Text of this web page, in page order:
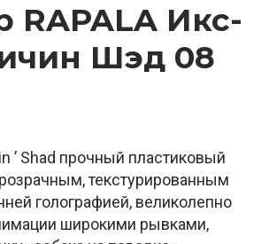
RAPALA Икс-
Шэд 08
’ Shad прочный пластиковый
текстурированным
голографией, великолепно
широкими рывками,